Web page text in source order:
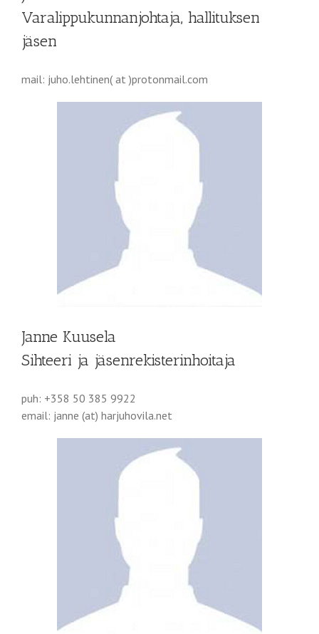
Varalippukunnanjohtaja, hallituksen
jäsen
mail: juho.lehtinen( at )protonmail.com
Janne Kuusela
Sihteeri ja jäsenrekisterinhoitaja
puh: +358 50 385 9922
email: janne (at) harjuhovila.net